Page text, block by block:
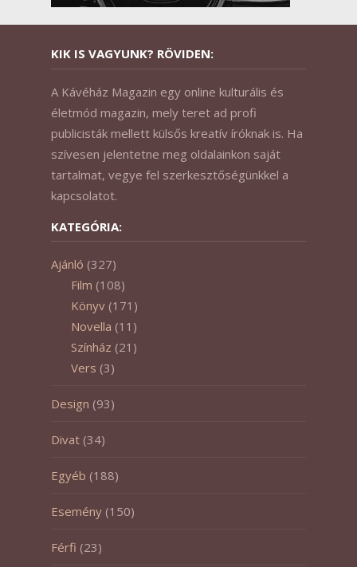
KIK IS VAGYUNK? RÖVIDEN:
A Kávéház Magazin egy online kulturális és
életmód magazin, mely teret ad profi
publicisták mellett külsős kreatív íróknak is. Ha
szívesen jelentetne meg oldalainkon saját
tartalmat, vegye fel szerkesztőségünkkel a
kapcsolatot.
KATEGÓRIA:
Ajánló (327)
Film (108)
Könyv (171)
Novella (11)
Színház (21)
Vers (3)
Design (93)
Divat (34)
Egyéb (188)
Esemény (150)
Férfi (23)